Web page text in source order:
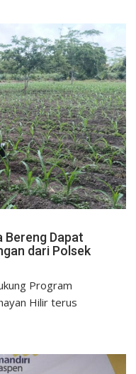
Bereng Dapat
dari Polsek
Program
Hilir terus